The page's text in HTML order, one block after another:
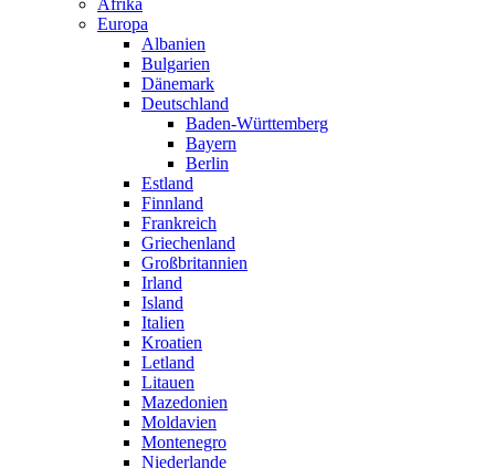
Afrika
Europa
Albanien
Bulgarien
Dänemark
Deutschland
Baden-Württemberg
Bayern
Berlin
Estland
Finnland
Frankreich
Griechenland
Großbritannien
Irland
Island
Italien
Kroatien
Letland
Litauen
Mazedonien
Moldavien
Montenegro
Niederlande